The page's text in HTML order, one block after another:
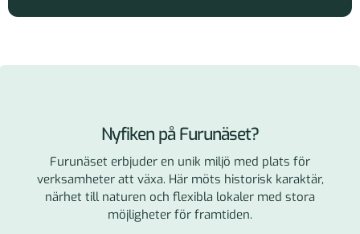
Nyfiken på Furunäset?
Furunäset erbjuder en unik miljö med plats för
verksamheter att växa. Här möts historisk karaktär,
närhet till naturen och flexibla lokaler med stora
möjligheter för framtiden.